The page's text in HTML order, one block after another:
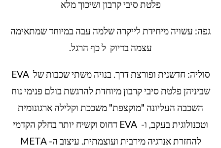
פלטת סיבי קרבון ושיכוך מלא
גפה: עשויה מיחידת לייקרה שלמה עבה במיוחד שמתאימה
עצמה בדיוק ל כף הרגל.
סוליה: חדשנית ופורצת דרך. בנויה משתי שכבות של EVA
שביניהן פלטת סיבי קרבון מיוחדת להרגשת בולם פנימי נוח
השכבה העליונה "מוקצפת" משככת וקלילה ארגונומית
וטכנולוגית בעקב, ו- EVA דחוס וקשיח יותר בחלק הקדמי
להחזרת אנרגיה מירבית ועוצמתית. עיצוב ה- META